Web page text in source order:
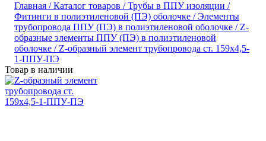
Главная /Каталог товаров /Трубы в ППУ изоляции /
Фитинги в полиэтиленовой (ПЭ) оболочке /Элементы
трубопровода ППУ (ПЭ) в полиэтиленовой оболочке / Z-
образные элементы ППУ (ПЭ) в полиэтиленовой
оболочке / Z-образный элемент трубопровода ст. 159х4,5-
1-ППУ-ПЭ
Товар в наличии